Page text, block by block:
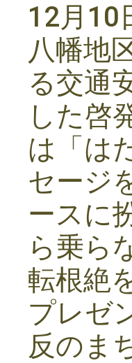
12月10
八幡地
る交通
した啓
は「は
セージ
ースに
ら乗ら
転根絶
プレゼ
反のま